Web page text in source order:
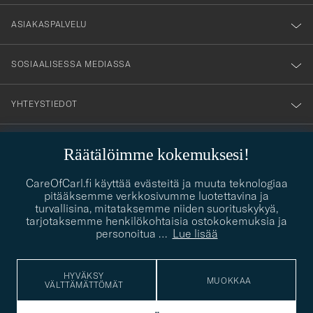
Räätälöimme kokemuksesi!
CareOfCarl.fi käyttää evästeitä ja muuta teknologiaa
pitääksemme verkkosivumme luotettavina ja
turvallisina, mitataksemme niiden suorituskykyä,
tarjotaksemme henkilökohtaisia ostokokemuksia ja
personoitua … Lue lisää
HYVÄKSY
VÄLTTÄMÄTTÖMÄT
MUOKKAA
nyhetsbrev!
ASIAKASPALVELU
SOSIAALISESSA MEDIASSA
YHTEYSTIEDOT
contact@careofcarl.com
PUKEUTUMISNEUVONTA
Kaipaatko apua oman tyylisi löytämiseen? Me autamme sinua
mielellämme!
PUKEUTUMISNEUVONTA
© Care of Carl 2026